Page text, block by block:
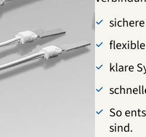
klare
So
sind.